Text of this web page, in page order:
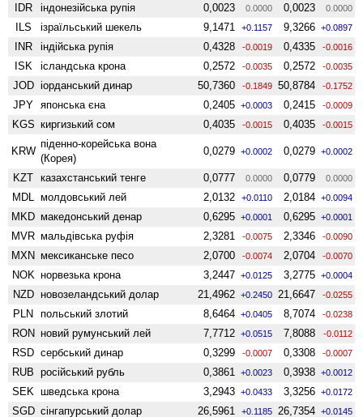
IDR індонезійська рупія 0,0023 0.0000 0,0023 0.0000
ILS ізраїльський шекель 9,1471 +0.1157 9,3266 +0.0897
INR індійська рупія 0,4328 -0.0019 0,4335 -0.0016
ISK ісландська крона 0,2572 -0.0035 0,2572 -0.0035
JOD іорданський динар 50,7360 -0.1849 50,8784 -0.1752
JPY японська єна 0,2405 +0.0003 0,2415 -0.0009
KGS киргизький сом 0,4035 -0.0015 0,4035 -0.0015
KRW
піденно-корейська вона
(Корея)
0,0279 +0.0002 0,0279 +0.0002
KZT казахстанський тенге 0,0777 0.0000 0,0779 0.0000
MDL молдовський лей 2,0132 +0.0110 2,0184 +0.0094
MKD македонський денар 0,6295 +0.0001 0,6295 +0.0001
MVR мальдівська руфія 2,3281 -0.0075 2,3346 -0.0090
MXN мексиканське песо 2,0700 -0.0074 2,0704 -0.0070
NOK норвезька крона 3,2447 +0.0125 3,2775 +0.0004
NZD ново­зеландський долар 21,4962 +0.2450 21,6647 -0.0255
PLN польський злотий 8,6464 +0.0405 8,7074 -0.0238
RON новий румунський лей 7,7712 +0.0515 7,8088 -0.0112
RSD сербський динар 0,3299 -0.0007 0,3308 -0.0007
RUB російський рубль 0,3861 +0.0023 0,3938 +0.0012
SEK шведська крона 3,2943 +0.0433 3,3256 +0.0172
SGD сінгапурський долар 26,5961 +0.1185 26,7354 +0.0145